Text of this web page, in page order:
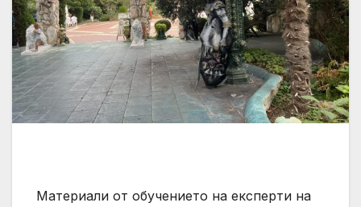
Материали от обучението на експерти на